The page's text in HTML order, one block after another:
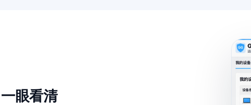
眼看清